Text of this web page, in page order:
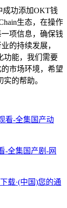
成功添加OKT钱
生态，在操作
项信息，确保钱
的持续发展，
功能，我们需要
市场环境，希望
的帮助。
看-全集国产动
-全集国产剧-网
载·(中国)您的通